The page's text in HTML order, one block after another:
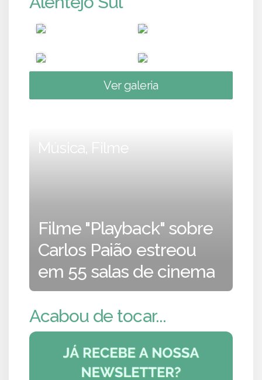
Ver galeria
Música, Filme
Filme "Playback" sobre
Carlos Paião estreou
em 55 salas de cinema
Acabou de tocar...